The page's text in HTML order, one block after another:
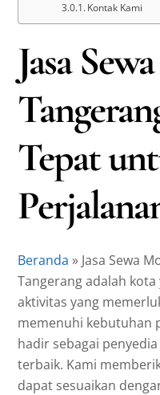
Kontak Kami
Jasa
Tepat
Beranda » Jasa Sewa
Tangerang adalah
aktivitas yang
memenuhi kebutuhan
hadir sebagai penyedia
terbaik. Kami
dapat sesuaikan